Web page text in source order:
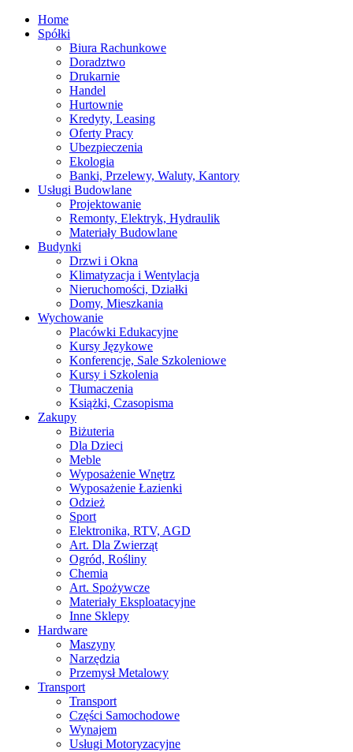
Home
Spółki
Biura Rachunkowe
Doradztwo
Drukarnie
Handel
Hurtownie
Kredyty, Leasing
Oferty Pracy
Ubezpieczenia
Ekologia
Banki, Przelewy, Waluty, Kantory
Usługi Budowlane
Projektowanie
Remonty, Elektryk, Hydraulik
Materiały Budowlane
Budynki
Drzwi i Okna
Klimatyzacja i Wentylacja
Nieruchomości, Działki
Domy, Mieszkania
Wychowanie
Placówki Edukacyjne
Kursy Językowe
Konferencje, Sale Szkoleniowe
Kursy i Szkolenia
Tłumaczenia
Książki, Czasopisma
Zakupy
Biżuteria
Dla Dzieci
Meble
Wyposażenie Wnętrz
Wyposażenie Łazienki
Odzież
Sport
Elektronika, RTV, AGD
Art. Dla Zwierząt
Ogród, Rośliny
Chemia
Art. Spożywcze
Materiały Eksploatacyjne
Inne Sklepy
Hardware
Maszyny
Narzędzia
Przemysł Metalowy
Transport
Transport
Części Samochodowe
Wynajem
Usługi Motoryzacyjne